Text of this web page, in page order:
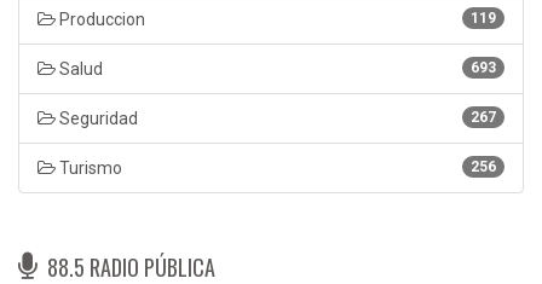
119
Produccion
693
Salud
267
Seguridad
256
Turismo
88.5 RADIO PÚBLICA